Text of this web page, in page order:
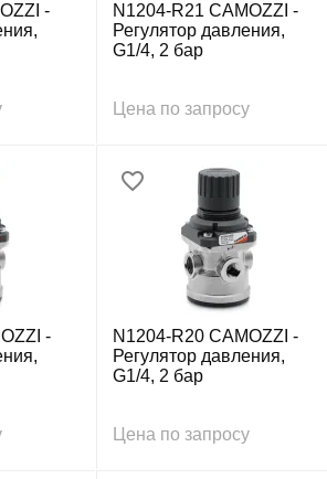
-
N1204-R21 CAMOZZI -
Регулятор давления,
G1/4, 2 бар
Цена по запросу
-
N1204-R20 CAMOZZI -
Регулятор давления,
G1/4, 2 бар
Цена по запросу